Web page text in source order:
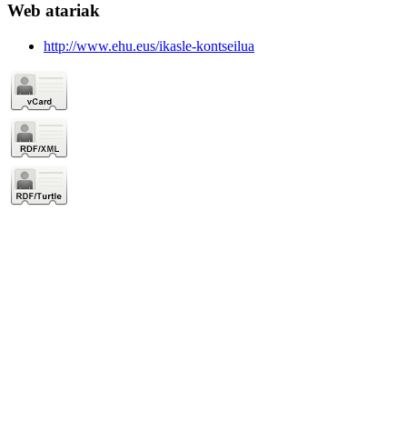
Web atariak
http://www.ehu.eus/ikasle-kontseilua